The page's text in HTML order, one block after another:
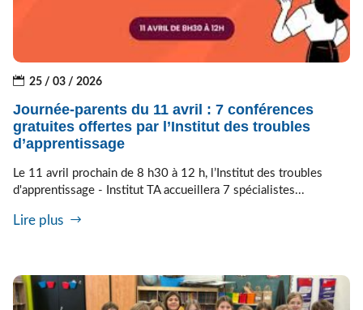
25 / 03 / 2026
Journée-parents du 11 avril : 7 conférences
gratuites offertes par l’Institut des troubles
d’apprentissage
Le 11 avril prochain de 8 h30 à 12 h, l’Institut des troubles
d'apprentissage - Institut TA accueillera 7 spécialistes...
Lire plus